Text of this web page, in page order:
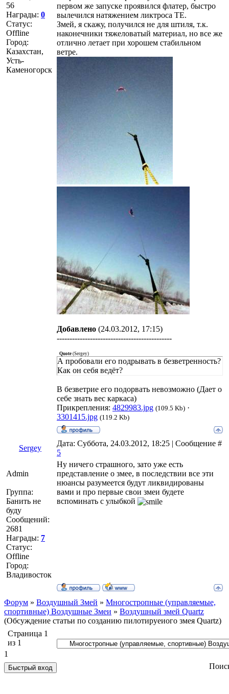
56
Награды: 0
Статус:
Offline
Город:
Казахстан,
Усть-
Каменогорск
первом же запуске проявился флатер, быстро
вылечился натяжением ликтроса TE.
Змей, я скажу, получился не для штиля, т.к.
наконечники тяжеловатый материал, но все же
отлично летает при хорошем стабильном
ветре.
Добавлено (24.03.2012, 17:15)
---------------------------------------------
Quote (Sergey)
А пробовали его подрывать в безветренность?
Как он себя ведёт?
В безветрие его подорвать невозможно (Дает о
себе знать вес каркаса)
Прикрепления: 4829983.jpg (109.5 Kb) ·
3301415.jpg (119.2 Kb)
Sergey
Дата: Суббота, 24.03.2012, 18:25 | Сообщение #
5
Admin
Группа:
Банить не
буду
Сообщений:
2681
Награды: 7
Статус:
Offline
Город:
Владивосток
Ну ничего страшного, зато уже есть
представление о змее, в последствии все эти
нюансы разумеется будут ликвидированы
вами и про первые свои змеи будете
вспоминать с улыбкой
Форум » Воздушный Змей » Многостропные (управляемые,
спортивные) Воздушные Змеи » Воздушный змей Quartz
(Обсуждение статьи по созданию пилотируеиого змея Quartz)
Страница 1
из 1
1